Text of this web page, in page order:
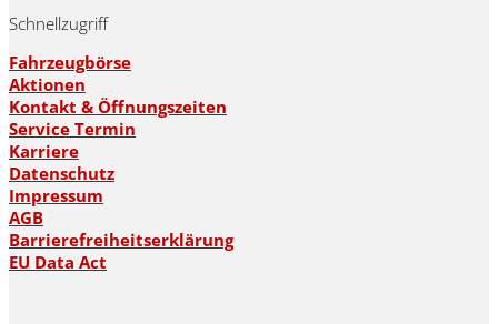
Schnellzugriff
Fahrzeugbörse
Aktionen
Kontakt & Öffnungszeiten
Service Termin
Karriere
Datenschutz
Impressum
AGB
Barrierefreiheitserklärung
EU Data Act